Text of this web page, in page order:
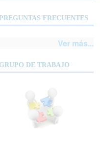
FRECUENTES
Ver más...
GRUPO DE TRABAJO